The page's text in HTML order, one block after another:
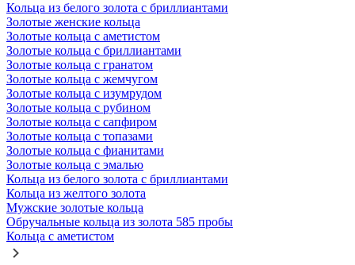
Кольца из белого золота с бриллиантами
Золотые женские кольца
Золотые кольца с аметистом
Золотые кольца с бриллиантами
Золотые кольца с гранатом
Золотые кольца с жемчугом
Золотые кольца с изумрудом
Золотые кольца с рубином
Золотые кольца с сапфиром
Золотые кольца с топазами
Золотые кольца с фианитами
Золотые кольца с эмалью
Кольца из белого золота с бриллиантами
Кольца из желтого золота
Мужские золотые кольца
Обручальные кольца из золота 585 пробы
Кольца с аметистом